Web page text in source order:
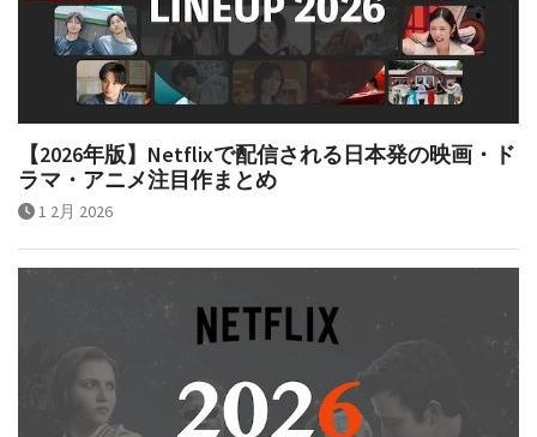
【2026年版】Netflixで配信される日本発の映画・ド
ラマ・アニメ注目作まとめ
1 2月 2026